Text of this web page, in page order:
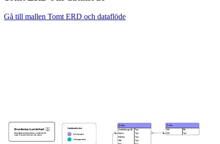
Gå till mallen Tomt ERD och dataflöde